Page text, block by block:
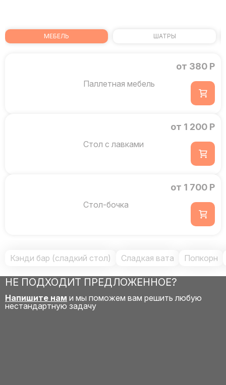
МЕБЕЛЬ ШАТРЫ
Паллетная мебель
от 380 Р
Стол с лавками
от 1 200 Р
Стол-бочка
от 1 700 Р
Кэнди бар (сладкий стол) Сладкая вата Попкорн
НЕ ПОДХОДИТ ПРЕДЛОЖЕННОЕ?
Напишите нам и мы поможем вам решить любую
нестандартную задачу